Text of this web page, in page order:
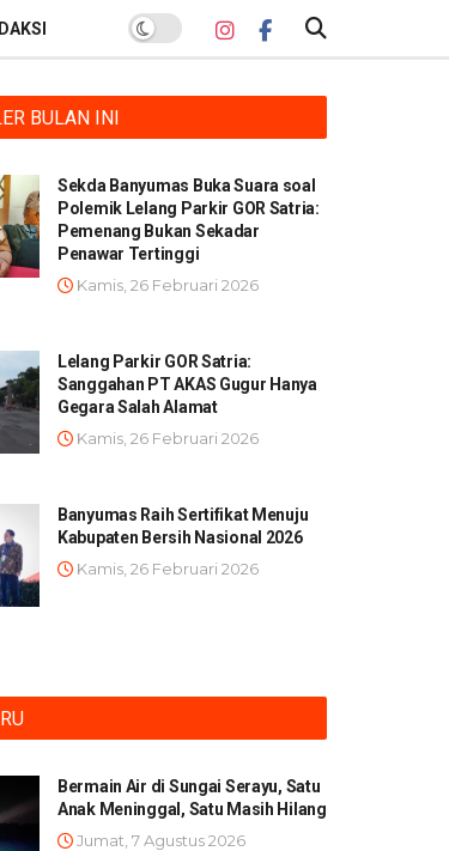
BULAN INI
Sekda Banyumas Buka Suara soal
Polemik Lelang Parkir GOR Satria:
Pemenang Bukan Sekadar
Penawar Tertinggi
Kamis, 26 Februari 2026
Lelang Parkir GOR Satria:
Sanggahan PT AKAS Gugur Hanya
Gegara Salah Alamat
Kamis, 26 Februari 2026
Banyumas Raih Sertifikat Menuju
Kabupaten Bersih Nasional 2026
Kamis, 26 Februari 2026
Bermain Air di Sungai Serayu, Satu
Anak Meninggal, Satu Masih Hilang
Jumat, 7 Agustus 2026